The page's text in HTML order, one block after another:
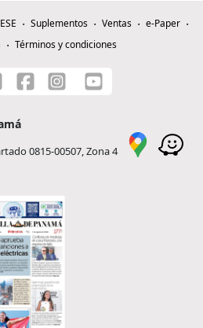
Suplementos Ventas
e-Paper
Términos y condiciones
0815-00507, Zona 4